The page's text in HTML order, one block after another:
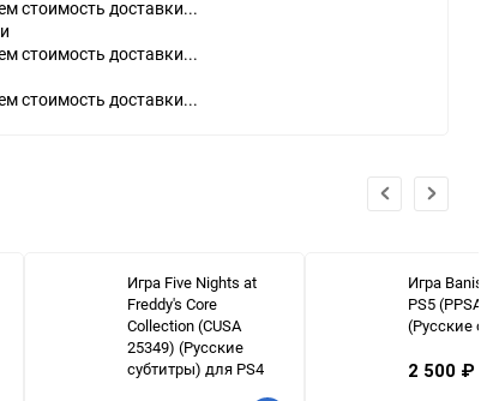
стоимость доставки...
стоимость доставки...
стоимость доставки...
Игра Five Nights at
Freddy's Core
Collection (CUSA
25349) (Русские
субтитры) для PS4
Игра
PS5
(Русские
2 500 ₽